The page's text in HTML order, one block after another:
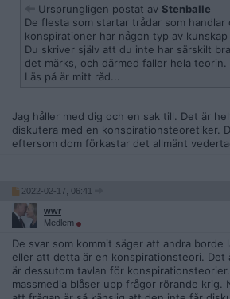
Jag har inte studerat historia
men jag
gjort det kan ge ett perspektiv på denna
försöker lägga ett "NWO-perspektiv" på
tillbaka i historien måste man gå för att
båda sidor styrdes av samma part.
Ursprungligen postat av Stenballe
De flesta som startar trådar som handlar
konspirationer har någon typ av kunskap
Du skriver själv att du inte har särskilt
det märks, och därmed faller hela teorin.
Läs på är mitt råd...
Jag håller med dig och en sak till. Det är
diskutera med en konspirationsteoretiker.
eftersom dom förkastar det allmänt
2022-02-17, 06:41
wwr
Medlem
De svar som kommit säger att andra borde
eller att detta är en konspirationsteori. Det
är dessutom tavlan för
massmedia blåser upp frågor rörande krig.